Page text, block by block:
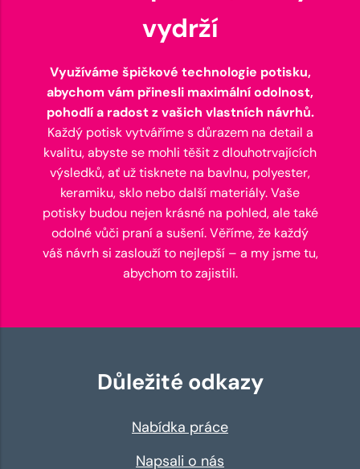
vydrží
Využíváme špičkové technologie potisku,
abychom vám přinesli maximální odolnost,
pohodlí a radost z vašich vlastních návrhů.
Každý potisk vytváříme s důrazem na detail a
kvalitu, abyste se mohli těšit z dlouhotrvajících
výsledků, ať už tisknete na bavlnu, polyester,
keramiku, sklo nebo další materiály. Vaše
potisky budou nejen krásné na pohled, ale také
odolné vůči praní a sušení. Věříme, že každý
váš návrh si zaslouží to nejlepší – a my jsme tu,
abychom to zajistili.
Důležité odkazy
Nabídka práce
Napsali o nás